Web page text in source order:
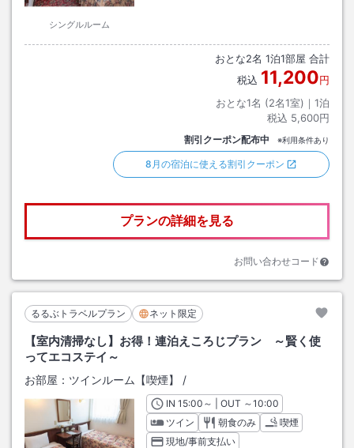
シングルルーム
おとな2名 1泊1部屋 合計
税込 11,200円
おとな1名 (2名1室)｜ 1泊
税込 5,600円
割引クーポン配布中 ※利用条件あり
8月の宿泊に使える割引クーポン
プランの詳細を見る
お問い合わせコード
るるぶトラベルプラン ネット限定
【室内清掃なし】お得！連泊えころじプラン ～賢く使
ってエコステイ～
お部屋： ツインルーム【喫煙】 /
INチェックイン
15:00 ～ | OUT チェックアウト
～10:00
ツイン
朝食のみ
喫煙
現地/事前支払い